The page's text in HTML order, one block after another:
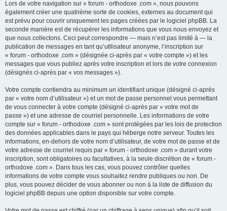
Lors de votre navigation sur « forum - orthodoxe .com », nous pouvons
également créer une quatrième sorte de cookies, externes au document qui
est prévu pour couvrir uniquement les pages créées par le logiciel phpBB. La
seconde manière est de récupérer les informations que vous nous envoyez et
que nous collectons. Ceci peut correspondre — mais n’est pas limité à — la
publication de messages en tant qu’utilisateur anonyme, l’inscription sur
« forum - orthodoxe .com » (désignée ci-après par « votre compte ») et les
messages que vous publiez après votre inscription et lors de votre connexion
(désignés ci-après par « vos messages »).
Votre compte contiendra au minimum un identifiant unique (désigné ci-après
par « votre nom d’utilisateur ») et un mot de passe personnel vous permettant
de vous connecter à votre compte (désigné ci-après par « votre mot de
passe ») et une adresse de courriel personnelle. Les informations de votre
compte sur « forum - orthodoxe .com » sont protégées par les lois de protection
des données applicables dans le pays qui héberge notre serveur. Toutes les
informations, en-dehors de votre nom d’utilisateur, de votre mot de passe et de
votre adresse de courriel requis par « forum - orthodoxe .com » durant votre
inscription, sont obligatoires ou facultatives, à la seule discrétion de « forum -
orthodoxe .com ». Dans tous les cas, vous pouvez contrôler quelles
informations de votre compte vous souhaitez rendre publiques ou non. De
plus, vous pouvez décider de vous abonner ou non à la liste de diffusion du
logiciel phpBB depuis une option disponible sur votre compte.